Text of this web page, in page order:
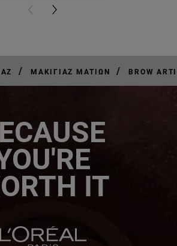
PREVIOUS CARD
NEXT CARD
/ ΜΑΚΙΓΙΆΖ ΜΑΤΙΏΝ / BROW
IT